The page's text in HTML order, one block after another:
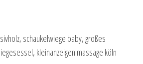
schaukelwiege baby, großes
kleinanzeigen massage köln